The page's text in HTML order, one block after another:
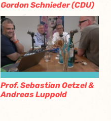
Gordon Schnieder (CDU)
Prof. Sebastian Oetzel &
Andreas Luppold